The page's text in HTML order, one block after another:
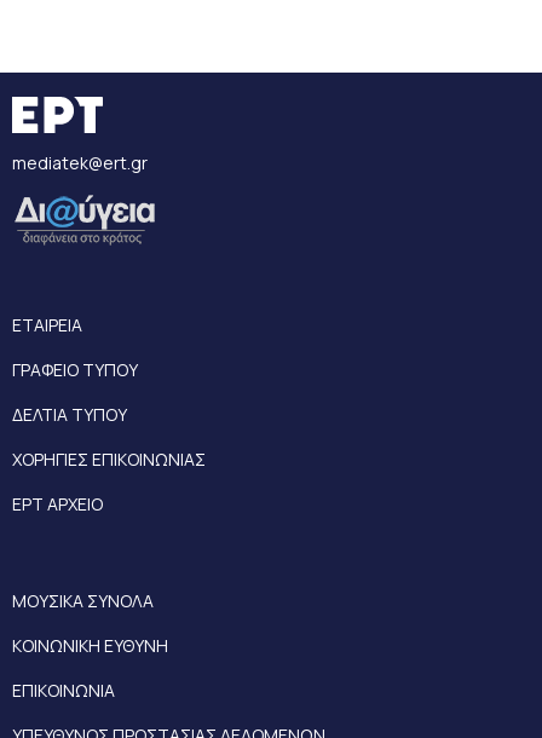
mediatek@ert.gr
ΕΤΑΙΡΕΙΑ
ΓΡΑΦΕΙΟ ΤΥΠΟΥ
ΔΕΛΤΙΑ ΤΥΠΟΥ
ΧΟΡΗΓΙΕΣ ΕΠΙΚΟΙΝΩΝΙΑΣ
ΕΡΤ ΑΡΧΕΙΟ
ΜΟΥΣΙΚΑ ΣΥΝΟΛΑ
ΚΟΙΝΩΝΙΚΗ ΕΥΘΥΝΗ
ΕΠΙΚΟΙΝΩΝΙΑ